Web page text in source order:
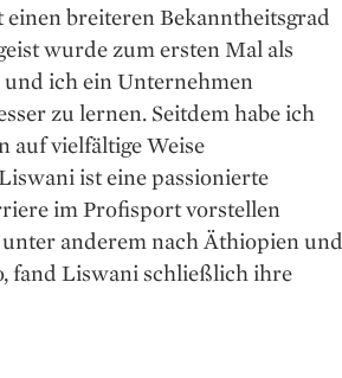
breiteren Bekanntheitsgrad
wurde zum ersten Mal als
und ich ein Unternehmen
zu lernen. Seitdem habe ich
auf vielfältige Weise
ist eine passionierte
im Profisport vorstellen
anderem nach Äthiopien und
fand Liswani schließlich ihre